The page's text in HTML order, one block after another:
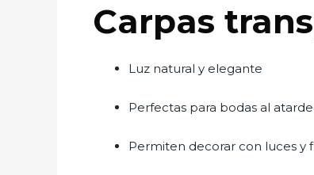
Carpas
Luz natural y elegante
Perfectas para bodas al
Permiten decorar con luces y